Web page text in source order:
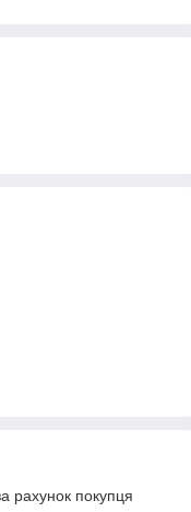
рахунок покупця